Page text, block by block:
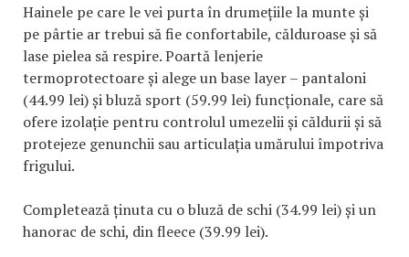
Hainele pe care le vei purta în drumețiile la munte și
pe pârtie ar trebui să fie confortabile, călduroase și să
lase pielea să respire. Poartă lenjerie
termoprotectoare și alege un base layer – pantaloni
(44.99 lei) și bluză sport (59.99 lei) funcționale, care să
ofere izolație pentru controlul umezelii și căldurii și să
protejeze genunchii sau articulația umărului împotriva
frigului.
Completează ținuta cu o bluză de schi (34.99 lei) și un
hanorac de schi, din fleece (39.99 lei).